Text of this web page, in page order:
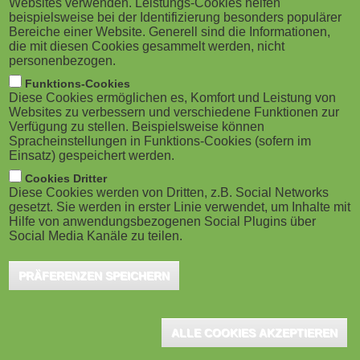
M
o
b
i
l
e
)
g
a
o
n
Qualität und Professionalität als Messlatte an
die Digitalisierung in der Erwachsenen- und
Weiterbildung. Die Veranstalter laden am 1. Dezember
ein, das Thema zu diskutieren, das nicht nur im
Bildungsbereich während der Corona-Pandemie einen
gewaltigen Schub erhalten hat.
Die Verbreitung digitaler Formate und Tools hat sich seit dem
Frühjahr 2020 rasant beschleunigt, aber Fragen der Qualität und
Professionalität mussten unter Zeitdruck oft zurückgestellt
sondern nach den Phasen der Überlebenssicherung und der
alle, die in der Erwachsenen- und Weiterbildung tätig sind oder
educational technologies entwickeln: Leitende, Planende und
Websites verwenden. Leistungs-Cookies helfen
beispielsweise bei der Identifizierung besonders populärer
Bereiche einer Website. Generell sind die Informationen,
die mit diesen Cookies gesammelt werden, nicht
personenbezogen.
Funktions-Cookies
Diese Cookies ermöglichen es, Komfort und Leistung von
Websites zu verbessern und verschiedene Funktionen zur
Verfügung zu stellen. Beispielsweise können
Spracheinstellungen in Funktions-Cookies (sofern im
Einsatz) gespeichert werden.
Cookies Dritter
Diese Cookies werden von Dritten, z.B. Social Networks
gesetzt. Sie werden in erster Linie verwendet, um Inhalte mit
Hilfe von anwendungsbezogenen Social Plugins über
Social Media Kanäle zu teilen.
PRÄFERENZEN SPEICHERN
ALLE COOKIES AKZEPTIEREN